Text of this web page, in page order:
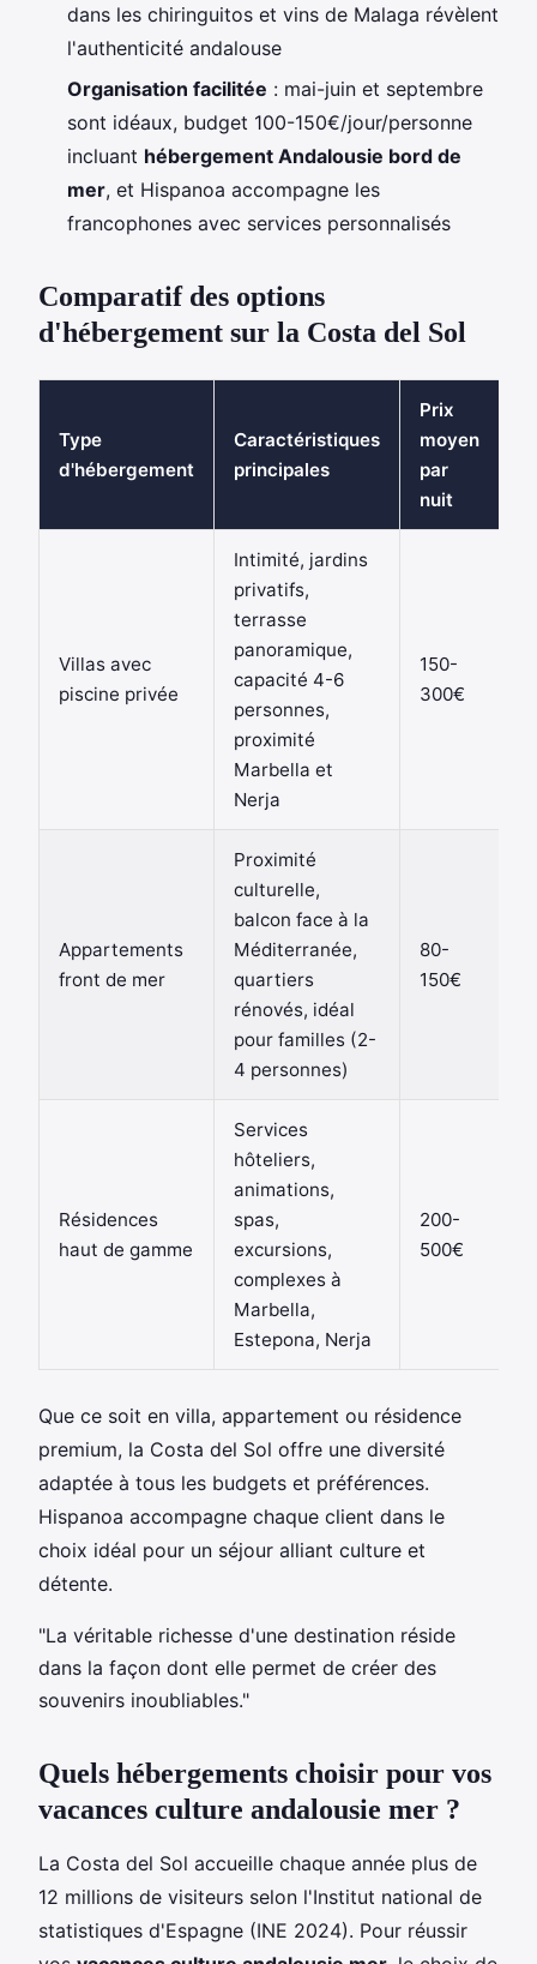
dans les chiringuitos et vins de Malaga révèlent
l'authenticité andalouse
Organisation facilitée : mai-juin et septembre
sont idéaux, budget 100-150€/jour/personne
incluant hébergement Andalousie bord de
mer, et Hispanoa accompagne les
francophones avec services personnalisés
Comparatif des options
d'hébergement sur la Costa del Sol
Type
d'hébergement
Caractéristiques
principales
Prix
moyen
par
nuit
Villas avec
piscine privée
Intimité, jardins
privatifs,
terrasse
panoramique,
capacité 4-6
personnes,
proximité
Marbella et
Nerja
150-
300€
Appartements
front de mer
Proximité
culturelle,
balcon face à la
Méditerranée,
quartiers
rénovés, idéal
pour familles (2-
4 personnes)
80-
150€
Résidences
haut de gamme
Services
hôteliers,
animations,
spas,
excursions,
complexes à
Marbella,
Estepona, Nerja
200-
500€
Que ce soit en villa, appartement ou résidence
premium, la Costa del Sol offre une diversité
adaptée à tous les budgets et préférences.
Hispanoa accompagne chaque client dans le
choix idéal pour un séjour alliant culture et
détente.
"La véritable richesse d'une destination réside
dans la façon dont elle permet de créer des
souvenirs inoubliables."
Quels hébergements choisir pour vos
vacances culture andalousie mer ?
La Costa del Sol accueille chaque année plus de
12 millions de visiteurs selon l'Institut national de
statistiques d'Espagne (INE 2024). Pour réussir